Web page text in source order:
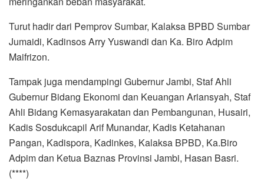
Turut hadir dari Pemprov Sumbar, Kalaksa BPBD Sumbar
Jumaidi, Kadinsos Arry Yuswandi dan Ka. Biro Adpim
Maifrizon.
Tampak juga mendampingi Gubernur Jambi, Staf Ahli
Gubernur Bidang Ekonomi dan Keuangan Ariansyah, Staf
Ahli Bidang Kemasyarakatan dan Pembangunan, Husairi,
Kadis Sosdukcapil Arif Munandar, Kadis Ketahanan
Pangan, Kadispora, Kadinkes, Kalaksa BPBD, Ka.Biro
Adpim dan Ketua Baznas Provinsi Jambi, Hasan Basri.
(****)